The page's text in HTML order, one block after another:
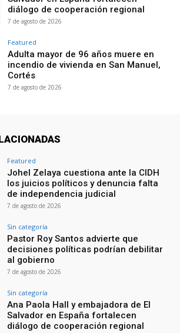
diálogo de cooperación regional
7 de agosto de 2026
Featured
Adulta mayor de 96 años muere en
incendio de vivienda en San Manuel,
Cortés
7 de agosto de 2026
Featured
Johel Zelaya cuestiona ante la CIDH
los juicios políticos y denuncia falta
de independencia judicial
7 de agosto de 2026
Sin categoría
Pastor Roy Santos advierte que
decisiones políticas podrían debilitar
al gobierno
7 de agosto de 2026
Sin categoría
Ana Paola Hall y embajadora de El
Salvador en España fortalecen
diálogo de cooperación regional